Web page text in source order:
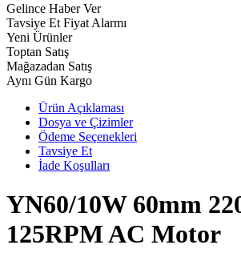
Gelince Haber Ver
Tavsiye Et Fiyat Alarmı
Yeni Ürünler
Toptan Satış
Mağazadan Satış
Aynı Gün Kargo
Ürün Açıklaması
Dosya ve Çizimler
Ödeme Seçenekleri
Tavsiye Et
İade Koşulları
YN60/10W 60mm
125RPM AC Motor